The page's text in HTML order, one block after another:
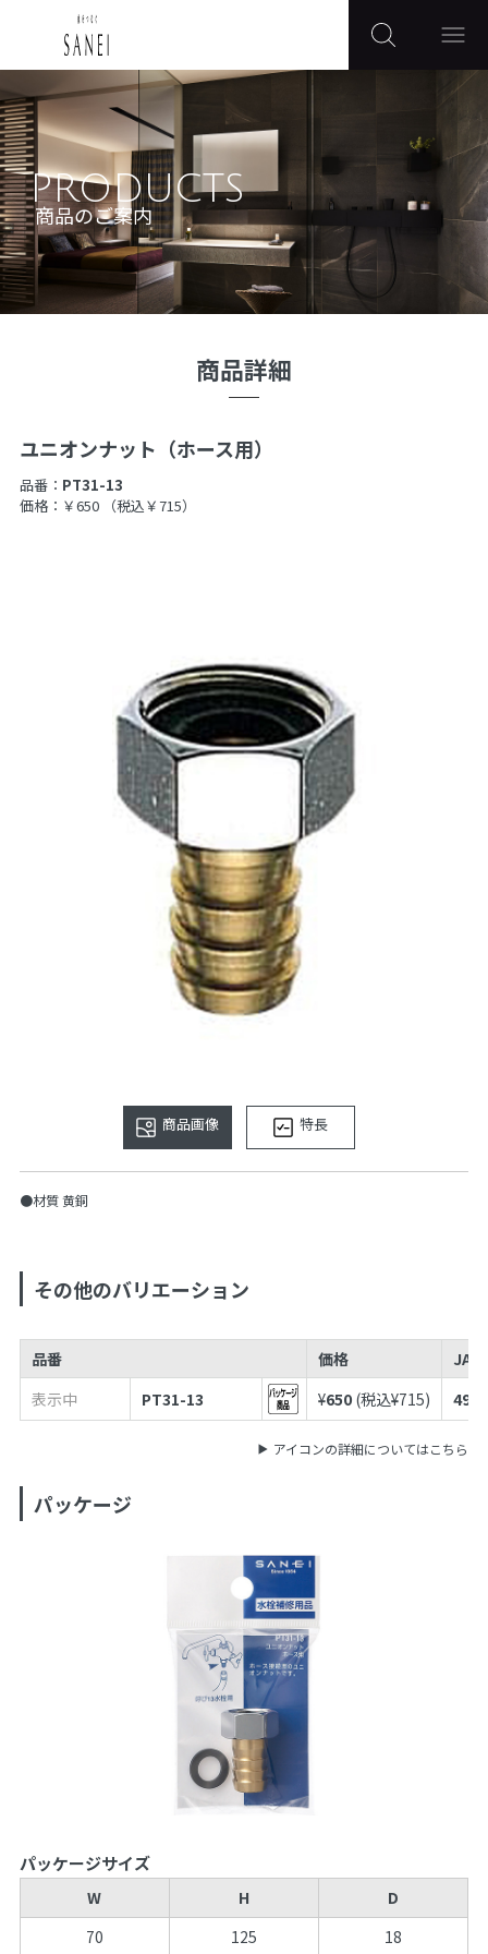
PRODUCTS
商品のご案内
商品詳細
ユニオンナット（ホース用）
品番： PT31-13
価格：￥650
（税込￥715）
商品画像 特長
●材質 黄銅
その他のバリエーション
品番 価格
JAN
表示中
PT31-13 ¥650 (税込¥715)
アイコンの詳細についてはこちら
パッケージ
パッケージサイズ
W H
D
70
125 18